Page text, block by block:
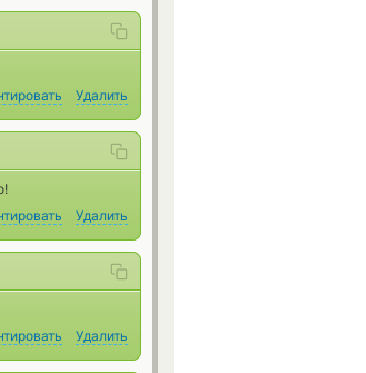
Удалить
Удалить
Удалить